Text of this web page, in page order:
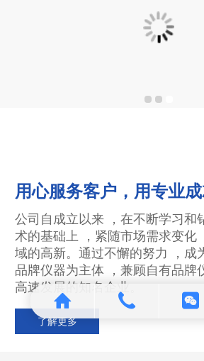
用心服务客户，用专业
公司自成立以来 ，在不断学习和
术的基础上 ，紧随市场需求变化
域的高新。通过不懈的努力 ，成
品牌仪器为主体 ，兼顾自有品牌
高速发展的知名企业。
了解更多